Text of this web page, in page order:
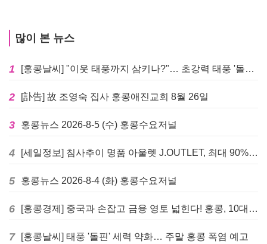
많이 본 뉴스
1 [홍콩날씨] "이웃 태풍까지 삼키나?"… 초강력 태풍 '돌핀' 세력 재확장
2 [訃告] 故 조영숙 집사 홍콩애진교회 8월 26일
3 홍콩뉴스 2026-8-5 (수) 홍콩수요저널
4 [세일정보] 침사추이 명품 아울렛 J.OUTLET, 최대 90% 빅 세일 진행
5 홍콩뉴스 2026-8-4 (화) 홍콩수요저널
6 [홍콩경제] 중국과 손잡고 금융 영토 넓힌다! 홍콩, 10대 신규 정책 발표
7 [홍콩날씨] 태풍 '돌핀' 세력 약화… 주말 홍콩 폭염 예고